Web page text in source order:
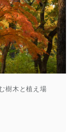
樹木と植え場